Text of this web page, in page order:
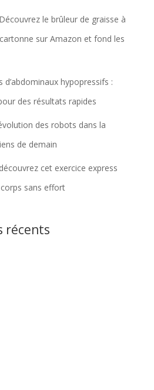
le brûleur de graisse à
sur Amazon et fond les
d’abdominaux hypopressifs :
des résultats rapides
des robots dans la
de demain
cet exercice express
sans effort
récents